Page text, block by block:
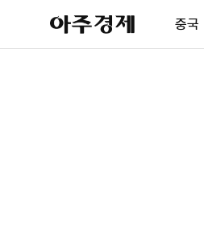
아
주
제
중국